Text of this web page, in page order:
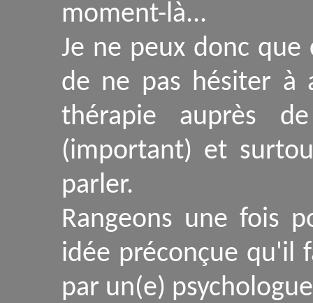
moment-là...
Je ne peux donc
de ne pas hésiter à
thérapie auprès
(important) et
parler.
Rangeons une fois
idée préconçue qu'il
par un(e)